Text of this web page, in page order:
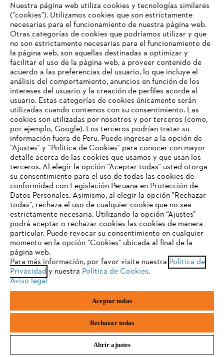
Una vez que el motor esté en marcha, presiona el acelerador hasta
que la lengüeta se suelte. El motor pasa al ralentí. La herramienta de
corte ya no gira.
Levanta lentamente la motoguadaña del suelo. Evita acelerar
involuntariamente. Ahora la motoguadaña está lista para su uso.
TU NAVEGADOR NO ES
COMPATIBLE
El navegador que estás utilizando no es compatible con
nuestra página web. Para que puedas disfrutar de nuestro
contenido, utiliza uno de los siguientes navegadores:
firefox chrome
safari edge
Nuestra página web utiliza cookies y tecnologías similares
("cookies"). Utilizamos cookies que son estrictamente
necesarias para el funcionamiento de nuestra página web.
Otras categorías de cookies que podríamos utilizar y que
no son estrictamente necesarias para el funcionamiento de
la página web, son aquellas destinadas a optimizar y
facilitar el uso de la página web, a proveer contenido de
acuerdo a las preferencias del usuario, lo que incluye el
análisis del comportamiento, anuncios en función de los
intereses del usuario y la creación de perfiles acorde al
usuario. Estas categorías de cookies únicamente serán
utilizadas cuando contemos con su consentimiento. Las
cookies son utilizadas por nosotros y por terceros (como,
por ejemplo, Google). Los terceros podrían tratar su
información fuera de Peru. Puede ingresar a la opción de
“Ajustes” y “Política de Cookies” para conocer con mayor
detalle acerca de las cookies que usamos y que usan los
terceros. Al elegir la opción “Aceptar todas” usted otorga
su consentimiento para el uso de todas las cookies de
conformidad con Legislación Peruana en Protección de
Datos Personales. Asimismo, al elegir la opción "Rechazar
todas", rechaza el uso de cualquier cookie que no sea
estrictamente necesaria. Utilizando la opción “Ajustes”
podrá aceptar o rechazar cookies las cookies de manera
particular. Puede revocar su consentimiento en cualquier
momento en la opción "Cookies" ubicada al final de la
página web.
Para más información, por favor visite nuestra Política de
Privacidad y nuestra Política de Cookies.
Aviso legal
Aceptar todas
Rechazar todas
Abrir ajustes